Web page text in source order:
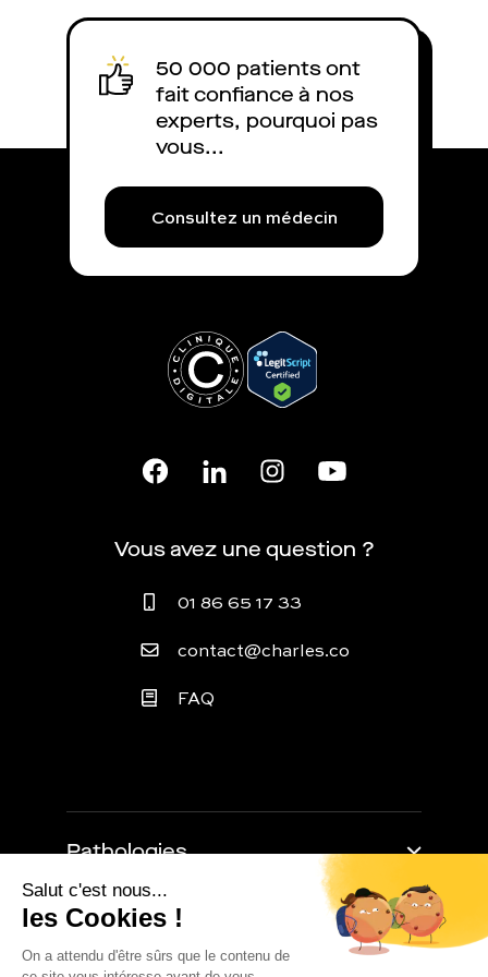
tour d’horizon
médicament
l’éjaculation qui
mieux.
50 000 patients ont
fait confiance à nos
experts, pourquoi pas
vous...
Consultez un médecin
Vous avez une question ?
01 86 65 17 33
contact@charles.co
FAQ
Pathologies
Trouble de l'érection
Retarder l'éjaculation
Baisse de libido
À propos